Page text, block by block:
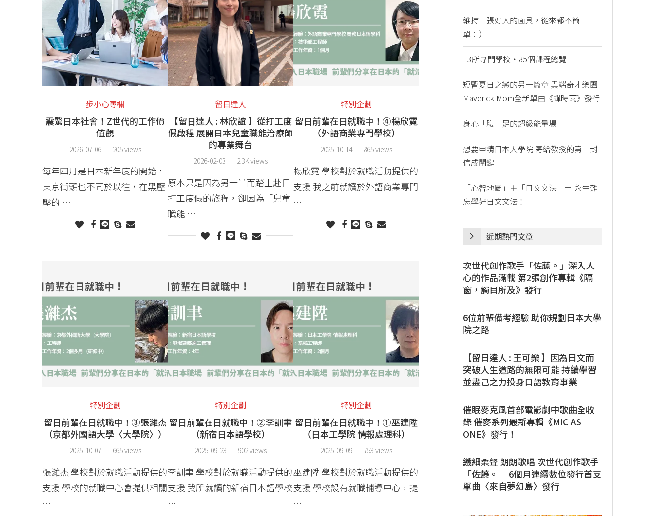
步小心專欄
震驚日本社會！Z世代的工作價
值觀
2026-07-06 205 views
每年四月是日本新年度的開始，
東京街頭也不同於以往，在黑壓
壓的 …
留日達人
【留日達人 : 林欣誼 】從打工度
假啟程 展開日本兒童職能治療師
的專業舞台
2026-02-03 2.3K views
原本只是因為另一半而踏上赴日
打工度假的旅程，卻因為「兒童
職能 …
特別企劃
留日前輩在日就職中！④楊欣霓
（外語商業專門學校）
2025-10-14 865 views
楊欣霓 學校對於就職活動提供的
支援 我之前就讀於外語商業專門
…
特別企劃
留日前輩在日就職中！③張濰杰
（京都外國語大學〈大學院〉）
2025-10-07 665 views
張濰杰 學校對於就職活動提供的
支援 學校的就職中心會提供相關
…
特別企劃
留日前輩在日就職中！②李訓聿
（新宿日本語學校）
2025-09-23 902 views
李訓聿 學校對於就職活動提供的
支援 我所就讀的新宿日本語學校
…
特別企劃
留日前輩在日就職中！①巫建陞
（日本工學院 情報處理科）
2025-09-09 753 views
巫建陞 學校對於就職活動提供的
支援 學校設有就職輔導中心，提
…
維持一張好人的面具，從來都不簡
單：）
13所專門學校・85個課程總覽
短暫夏日之戀的另一篇章 異端奇才樂團
Maverick Mom全新單曲《蟬時雨》發行
身心「腹」足的超級能量場
想要申請日本大學院 寄給教授的第一封
信成關鍵
「心智地圖」＋「日文文法」＝ 永生難
忘學好日文文法！
近期熱門文章
次世代創作歌手「佐藤。」深入人
心的作品滿載 第2張創作專輯《隔
窗，觸目所及》發行
6位前輩備考經驗 助你規劃日本大學
院之路
【留日達人 : 王可樂 】因為日文而
突破人生道路的無限可能 持續學習
並盡己之力投身日語教育事業
催眠麥克風首部電影劇中歌曲全收
錄 催麥系列最新專輯《MIC AS
ONE》發行！
纖細柔聲 朗朗歌唱 次世代創作歌手
「佐藤。」 6個月連續數位發行首支
單曲〈來自夢幻島〉發行